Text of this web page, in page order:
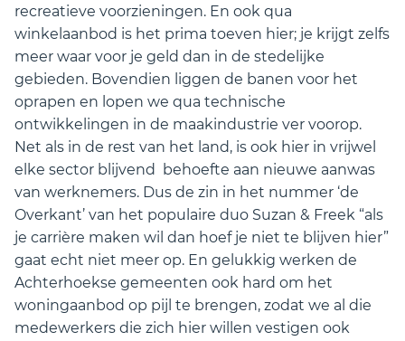
recreatieve voorzieningen. En ook qua
winkelaanbod is het prima toeven hier; je krijgt zelfs
meer waar voor je geld dan in de stedelijke
gebieden. Bovendien liggen de banen voor het
oprapen en lopen we qua technische
ontwikkelingen in de maakindustrie ver voorop.
Net als in de rest van het land, is ook hier in vrijwel
elke sector blijvend behoefte aan nieuwe aanwas
van werknemers. Dus de zin in het nummer ‘de
Overkant’ van het populaire duo Suzan & Freek “als
je carrière maken wil dan hoef je niet te blijven hier”
gaat echt niet meer op. En gelukkig werken de
Achterhoekse gemeenten ook hard om het
woningaanbod op pijl te brengen, zodat we al die
medewerkers die zich hier willen vestigen ook